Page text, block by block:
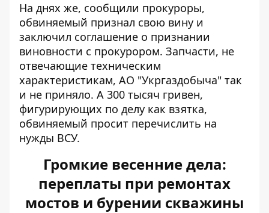
На днях же, сообщили прокуроры,
обвиняемый признал свою вину и
заключил соглашение о признании
виновности с прокурором. Запчасти, не
отвечающие техническим
характеристикам, АО "Укргаздобыча" так
и не приняло. А 300 тысяч гривен,
фигурирующих по делу как взятка,
обвиняемый просит перечислить на
нужды ВСУ.
Громкие весенние дела:
переплаты при ремонтах
мостов и бурении скважины